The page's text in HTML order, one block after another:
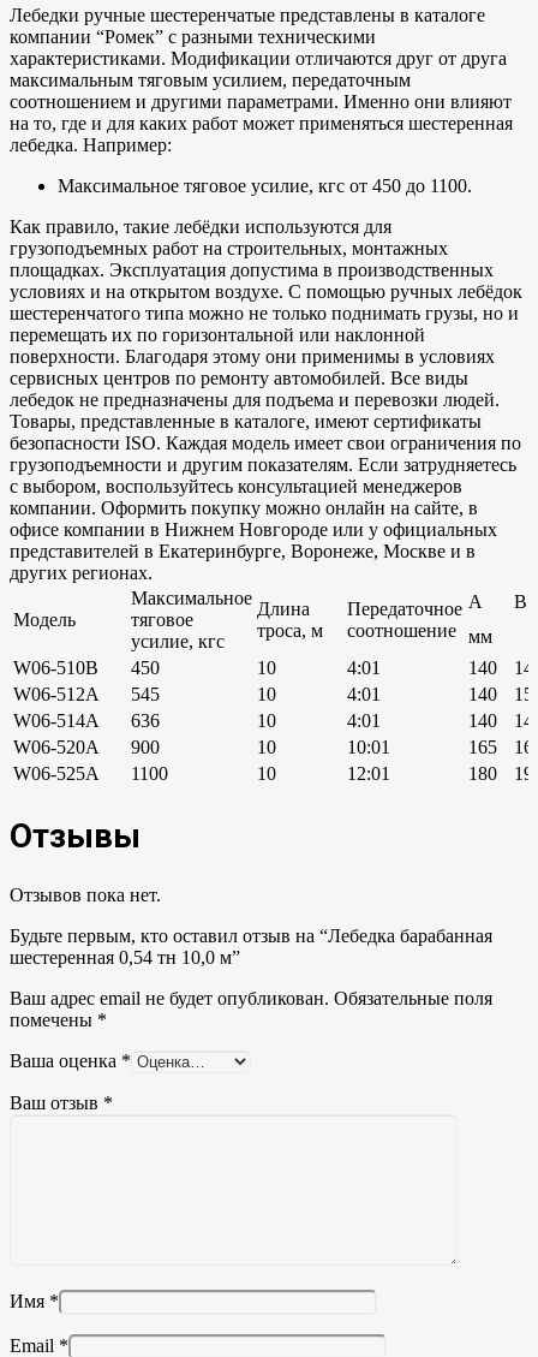
Лебедки ручные шестеренчатые представлены в каталоге
компании “Ромек” с разными техническими
характеристиками. Модификации отличаются друг от друга
максимальным тяговым усилием, передаточным
соотношением и другими параметрами. Именно они влияют
на то, где и для каких работ может применяться шестеренная
лебедка. Например:
Максимальное тяговое усилие, кгс от 450 до 1100.
Как правило, такие лебёдки используются для
грузоподъемных работ на строительных, монтажных
площадках. Эксплуатация допустима в производственных
условиях и на открытом воздухе. С помощью ручных лебёдок
шестеренчатого типа можно не только поднимать грузы, но и
перемещать их по горизонтальной или наклонной
поверхности. Благодаря этому они применимы в условиях
сервисных центров по ремонту автомобилей. Все виды
лебедок не предназначены для подъема и перевозки людей.
Товары, представленные в каталоге, имеют сертификаты
безопасности ISO. Каждая модель имеет свои ограничения по
грузоподъемности и другим показателям. Если затрудняетесь
с выбором, воспользуйтесь консультацией менеджеров
компании. Оформить покупку можно онлайн на сайте, в
офисе компании в Нижнем Новгороде или у официальных
представителей в Екатеринбурге, Воронеже, Москве и в
других регионах.
Модель
Максимальное
тяговое
усилие, кгс
Длина
троса, м
Передаточное
соотношение
А
В
мм
W06-510B
450 10 4:01 140
W06-512A
545 10 4:01 140
W06-514A
636 10 4:01 140
W06-520A
900 10 10:01 165
W06-525A
1100 10 12:01 180
Отзывы
Отзывов пока нет.
Будьте первым, кто оставил отзыв на “Лебедка барабанная
шестеренная 0,54 тн 10,0 м”
Ваш адрес email не будет опубликован. Обязательные поля
помечены *
Ваша оценка *
Ваш отзыв *
Имя *
Email *